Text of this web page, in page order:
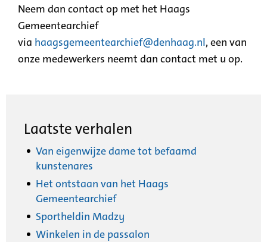
Neem dan contact op met het Haags
Gemeentearchief
via haagsgemeentearchief@denhaag.nl, een van
onze medewerkers neemt dan contact met u op.
Laatste verhalen
Van eigenwijze dame tot befaamd
kunstenares
Het ontstaan van het Haags
Gemeentearchief
Sportheldin Madzy
Winkelen in de passalon